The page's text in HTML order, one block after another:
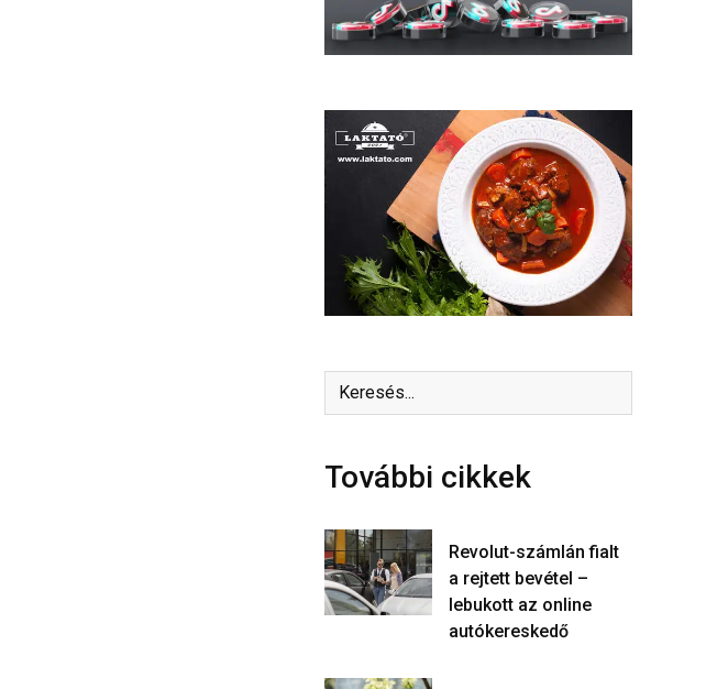
További cikkek
Revolut-számlán fialt
a rejtett bevétel –
lebukott az online
autókereskedő